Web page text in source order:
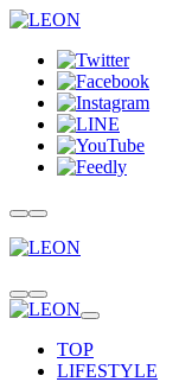
TOP
LIFESTYLE